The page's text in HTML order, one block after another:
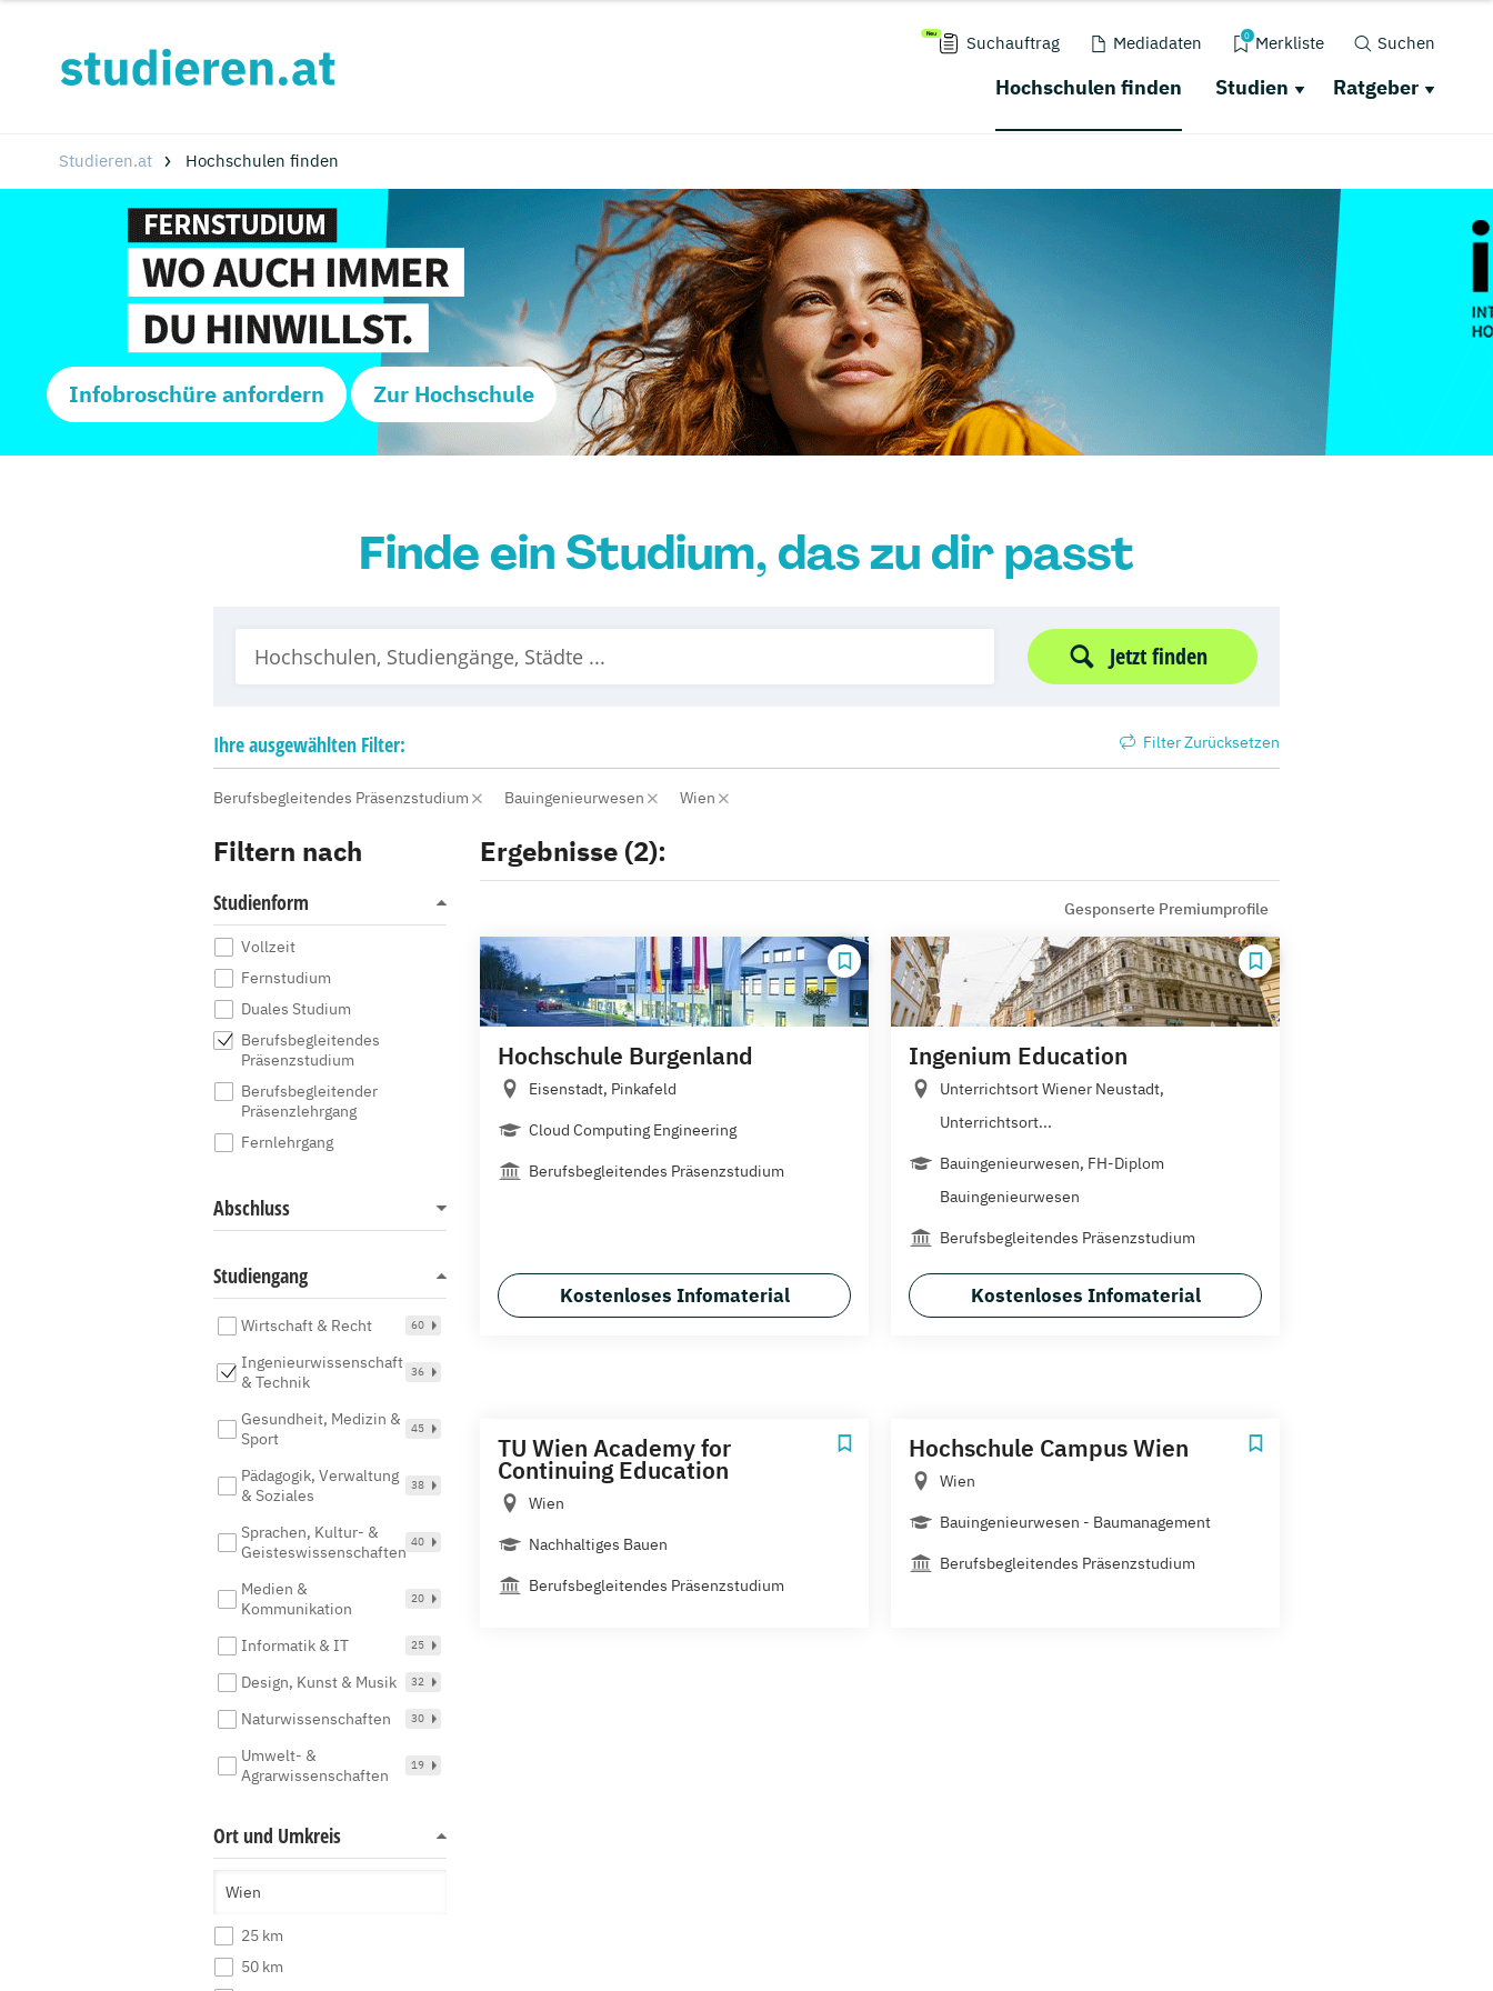
Suchauftrag Mediadaten 0 Merkliste Suchen
Hochschulen finden Studien Ratgeber
Studieren.at Hochschulen finden
Infobroschüre anfordern Zur Hochschule
Finde ein Studium, das zu dir passt
Jetzt finden
Ihreausgewählten Filter: Filter Zurücksetzen
Berufsbegleitendes Präsenzstudium Bauingenieurwesen Wien
Filtern nach
Studienform
Vollzeit
Fernstudium
Duales Studium
Berufsbegleitendes
Präsenzstudium
Berufsbegleitender
Präsenzlehrgang
Fernlehrgang
Abschluss
Studiengang
Wirtschaft & Recht 60
Ingenieurwissenschaft
& Technik
36
Gesundheit, Medizin &
Sport
45
Pädagogik, Verwaltung
& Soziales
38
Sprachen, Kultur- &
Geisteswissenschaften
40
Medien &
Kommunikation
20
Informatik & IT 25
Design, Kunst & Musik 32
Naturwissenschaften 30
Umwelt- &
Agrarwissenschaften
19
Ort und Umkreis
25 km
50 km
Ergebnisse (2):
Gesponserte Premiumprofile
Hochschule Burgenland
Eisenstadt, Pinkafeld
Cloud Computing Engineering
Berufsbegleitendes Präsenzstudium
Kostenloses Infomaterial
Ingenium Education
Unterrichtsort Wiener Neustadt,
Unterrichtsort...
Bauingenieurwesen, FH-Diplom
Bauingenieurwesen
Berufsbegleitendes Präsenzstudium
Kostenloses Infomaterial
TU Wien Academy for
Continuing Education
Wien
Nachhaltiges Bauen
Berufsbegleitendes Präsenzstudium
Hochschule Campus Wien
Wien
Bauingenieurwesen - Baumanagement
Berufsbegleitendes Präsenzstudium